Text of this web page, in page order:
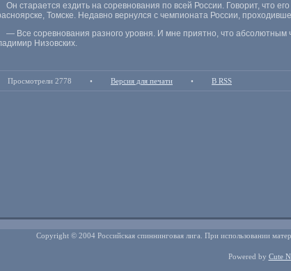
Он старается ездить на соревнования по всей России. Говорит, что
, Томске. Недавно вернулся с чемпионата России,
— Все соревнования разного уровня. И мне приятно, что абсолютным
Низовских.
Просмотрели 2778 • Версия для печати • В RSS
Copyright © 2004 Российская спиннинговая лига. При использовании
Powered by Cute